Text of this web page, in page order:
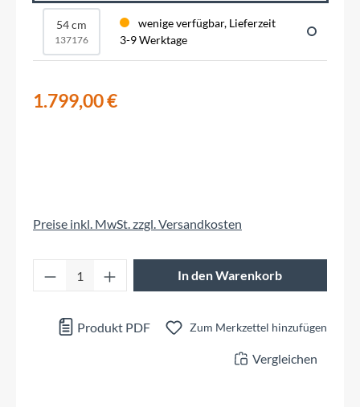
54 cm
137176
wenige verfügbar, Lieferzeit
3-9 Werktage
1.799,00 €
Preise inkl. MwSt. zzgl. Versandkosten
Produkt Anzahl: Gib den gewünschten
In den Warenkorb
Produkt PDF Zum Merkzettel hinzufügen
Vergleichen